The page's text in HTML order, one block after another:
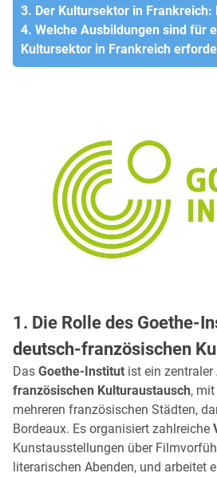
3. Der Kultursektor in Frankreich:
4. Welche Ausbildungen sind für
Kultursektor in Frankreich
1. Die Rolle des Goethe-
deutsch-französischen
Das Goethe-Institut ist ein zentraler
französischen Kulturaustausch,
mehreren französischen Städten,
Bordeaux. Es organisiert zahlreiche
Kunstausstellungen über
literarischen Abenden, und arbeitet